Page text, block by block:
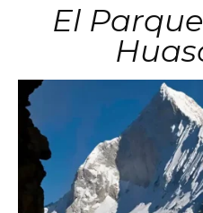
El